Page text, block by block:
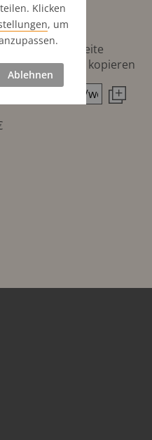
den Link zur Seite
zu kopieren
Klicken
, um
Ablehnen